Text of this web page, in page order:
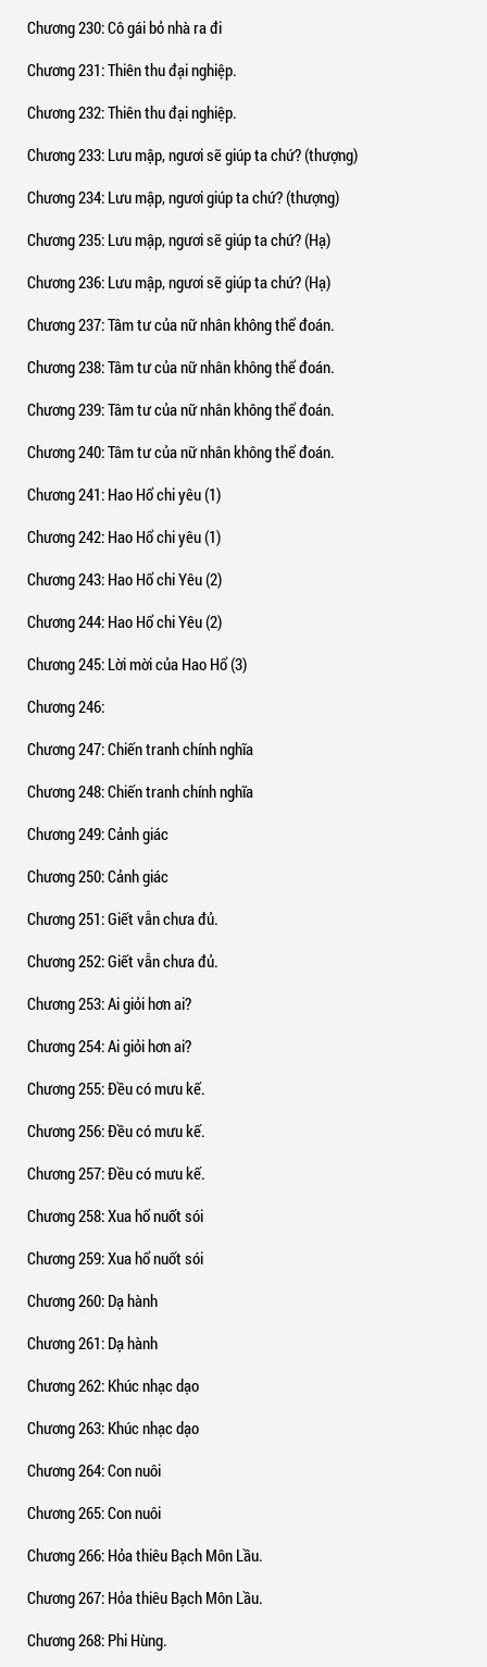
Chương 230: Cô gái bỏ nhà ra đi
Chương 231: Thiên thu đại nghiệp.
Chương 232: Thiên thu đại nghiệp.
Chương 233: Lưu mập, ngươi sẽ giúp ta chứ? (thượng)
Chương 234: Lưu mập, ngươi giúp ta chứ? (thượng)
Chương 235: Lưu mập, ngươi sẽ giúp ta chứ? (Hạ)
Chương 236: Lưu mập, ngươi sẽ giúp ta chứ? (Hạ)
Chương 237: Tâm tư của nữ nhân không thể đoán.
Chương 238: Tâm tư của nữ nhân không thể đoán.
Chương 239: Tâm tư của nữ nhân không thể đoán.
Chương 240: Tâm tư của nữ nhân không thể đoán.
Chương 241: Hao Hổ chi yêu (1)
Chương 242: Hao Hổ chi yêu (1)
Chương 243: Hao Hổ chi Yêu (2)
Chương 244: Hao Hổ chi Yêu (2)
Chương 245: Lời mời của Hao Hổ (3)
Chương 246:
Chương 247: Chiến tranh chính nghĩa
Chương 248: Chiến tranh chính nghĩa
Chương 249: Cảnh giác
Chương 250: Cảnh giác
Chương 251: Giết vẫn chưa đủ.
Chương 252: Giết vẫn chưa đủ.
Chương 253: Ai giỏi hơn ai?
Chương 254: Ai giỏi hơn ai?
Chương 255: Đều có mưu kế.
Chương 256: Đều có mưu kế.
Chương 257: Đều có mưu kế.
Chương 258: Xua hổ nuốt sói
Chương 259: Xua hổ nuốt sói
Chương 260: Dạ hành
Chương 261: Dạ hành
Chương 262: Khúc nhạc dạo
Chương 263: Khúc nhạc dạo
Chương 264: Con nuôi
Chương 265: Con nuôi
Chương 266: Hỏa thiêu Bạch Môn Lầu.
Chương 267: Hỏa thiêu Bạch Môn Lầu.
Chương 268: Phi Hùng.